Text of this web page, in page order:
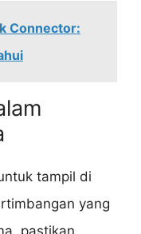
Connector:
tampil di
yang